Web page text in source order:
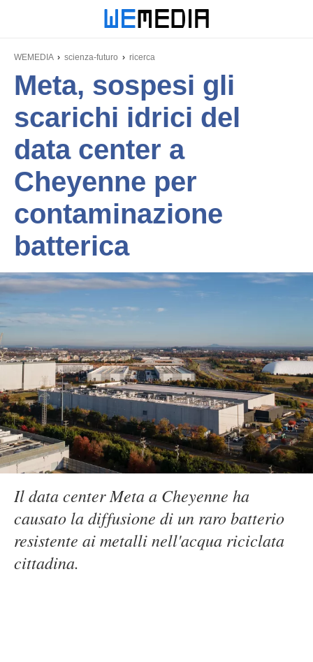
WEMEDIA scienza-futuro ricerca
Meta, sospesi gli
scarichi idrici del
data center a
Cheyenne per
contaminazione
batterica
Il data center Meta a Cheyenne ha
causato la diffusione di un raro batterio
resistente ai metalli nell'acqua riciclata
cittadina.